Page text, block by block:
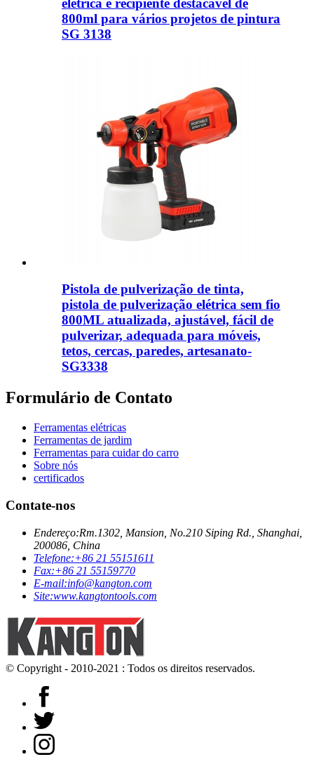
elétrica e recipiente destacável de
800ml para vários projetos de pintura
SG 3138
Pistola de pulverização de tinta,
pistola de pulverização elétrica sem fio
800ML atualizada, ajustável, fácil de
pulverizar, adequada para móveis,
tetos, cercas, paredes, artesanato-
SG3338
Formulário de Contato
Ferramentas elétricas
Ferramentas de jardim
Ferramentas para cuidar do carro
Sobre nós
certificados
Contate-nos
Endereço:Rm.1302, Mansion, No.210 Siping Rd., Shanghai,
200086, China
Telefone:+86 21 55151611
Fax:+86 21 55159770
E-mail:info@kangton.com
Site:www.kangtontools.com
© Copyright - 2010-2021 : Todos os direitos reservados.